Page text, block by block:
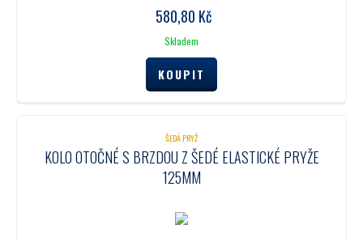
580,80 Kč
Skladem
ŠEDÁ PRYŽ
KOLO OTOČNÉ S BRZDOU Z ŠEDÉ ELASTICKÉ PRYŽE
125MM